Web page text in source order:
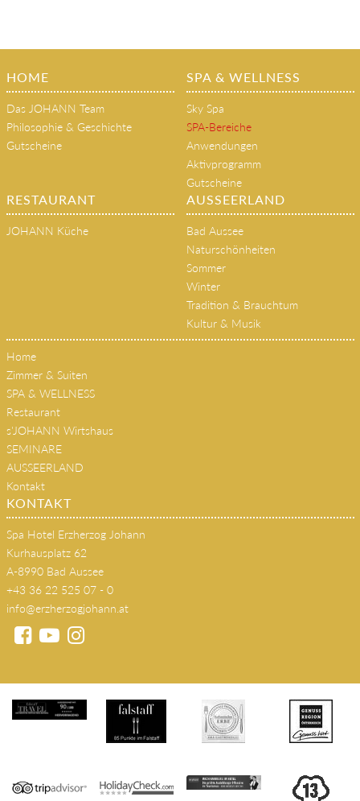
HOME
Das JOHANN Team
Philosophie & Geschichte
Gutscheine
SPA & WELLNESS
Sky Spa
SPA-Bereiche
Anwendungen
Aktivprogramm
Gutscheine
RESTAURANT
JOHANN Küche
AUSSEERLAND
Bad Aussee
Naturschönheiten
Sommer
Winter
Tradition & Brauchtum
Kultur & Musik
Home
Zimmer & Suiten
SPA & WELLNESS
Restaurant
s'JOHANN Wirtshaus
SEMINARE
AUSSEERLAND
Kontakt
KONTAKT
Spa Hotel Erzherzog Johann
Kurhausplatz 62
A-8990 Bad Aussee
+43 36 22 525 07 - 0
info@erzherzogjohann.at